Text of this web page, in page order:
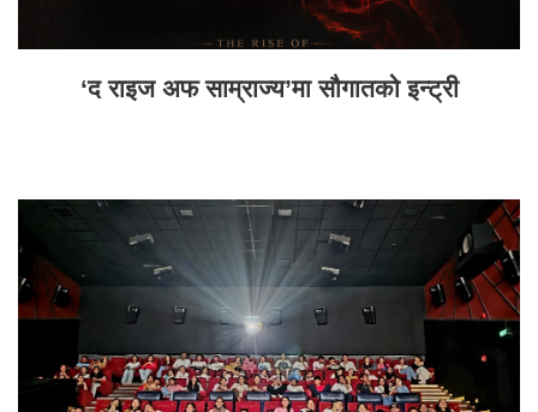
‘द राइज अफ साम्राज्य’मा सौगातको इन्ट्री